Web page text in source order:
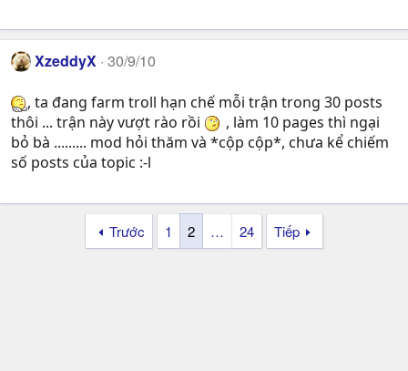
XzeddyX 30/9/10
, ta đang farm troll hạn chế mỗi trận trong 30 posts
thôi ... trận này vượt rào rồi
, làm 10 pages thì ngại
bỏ bà ......... mod hỏi thăm và *cộp cộp*, chưa kể chiếm
số posts của topic :-l
Trước 1 2 … 24 Tiếp